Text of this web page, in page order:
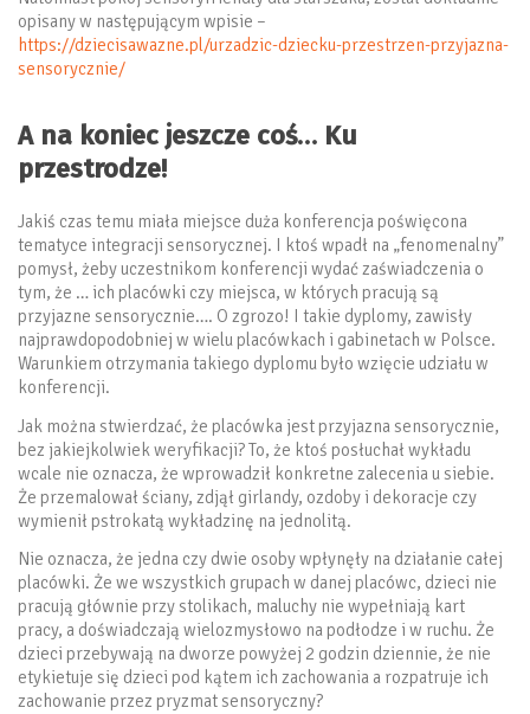
opisany w następującym wpisie –
https://dziecisawazne.pl/urzadzic-dziecku-przestrzen-przyjazna-
sensorycznie/
A na koniec jeszcze coś… Ku
przestrodze!
Jakiś czas temu miała miejsce duża konferencja poświęcona
tematyce integracji sensorycznej. I ktoś wpadł na „fenomenalny”
pomysł, żeby uczestnikom konferencji wydać zaświadczenia o
tym, że … ich placówki czy miejsca, w których pracują są
przyjazne sensorycznie…. O zgrozo! I takie dyplomy, zawisły
najprawdopodobniej w wielu placówkach i gabinetach w Polsce.
Warunkiem otrzymania takiego dyplomu było wzięcie udziału w
konferencji.
Jak można stwierdzać, że placówka jest przyjazna sensorycznie,
bez jakiejkolwiek weryfikacji? To, że ktoś posłuchał wykładu
wcale nie oznacza, że wprowadził konkretne zalecenia u siebie.
Że przemalował ściany, zdjął girlandy, ozdoby i dekoracje czy
wymienił pstrokatą wykładzinę na jednolitą.
Nie oznacza, że jedna czy dwie osoby wpłynęły na działanie całej
placówki. Że we wszystkich grupach w danej placówc, dzieci nie
pracują głównie przy stolikach, maluchy nie wypełniają kart
pracy, a doświadczają wielozmysłowo na podłodze i w ruchu. Że
dzieci przebywają na dworze powyżej 2 godzin dziennie, że nie
etykietuje się dzieci pod kątem ich zachowania a rozpatruje ich
zachowanie przez pryzmat sensoryczny?